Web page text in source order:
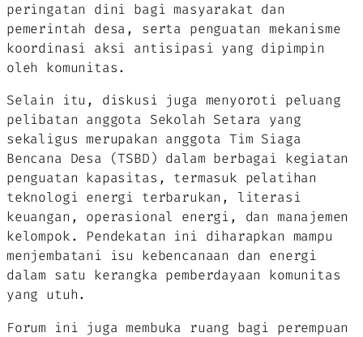
peringatan dini bagi masyarakat dan
pemerintah desa, serta penguatan mekanisme
koordinasi aksi antisipasi yang dipimpin
oleh komunitas.
Selain itu, diskusi juga menyoroti peluang
pelibatan anggota Sekolah Setara yang
sekaligus merupakan anggota Tim Siaga
Bencana Desa (TSBD) dalam berbagai kegiatan
penguatan kapasitas, termasuk pelatihan
teknologi energi terbarukan, literasi
keuangan, operasional energi, dan manajemen
kelompok. Pendekatan ini diharapkan mampu
menjembatani isu kebencanaan dan energi
dalam satu kerangka pemberdayaan komunitas
yang utuh.
Forum ini juga membuka ruang bagi perempuan